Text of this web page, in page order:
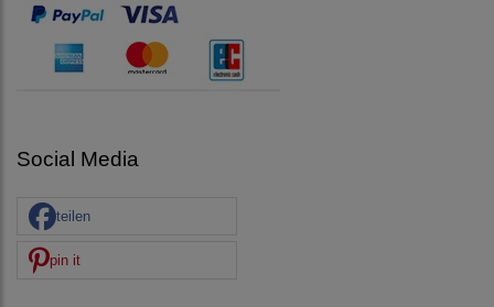
Social Media
teilen
pin it